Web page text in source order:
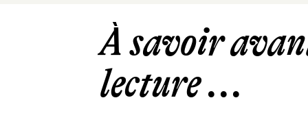
À savoir
lecture ...